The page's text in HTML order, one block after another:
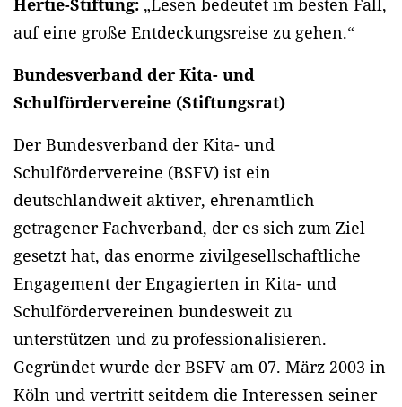
Hertie-Stiftung: „Lesen bedeutet im besten Fall,
auf eine große Entdeckungsreise zu gehen.“
Bundesverband der Kita- und
Schulfördervereine (Stiftungsrat)
Der Bundesverband der Kita- und
Schulfördervereine (BSFV) ist ein
deutschlandweit aktiver, ehrenamtlich
getragener Fachverband, der es sich zum Ziel
gesetzt hat, das enorme zivilgesellschaftliche
Engagement der Engagierten in Kita- und
Schulfördervereinen bundesweit zu
unterstützen und zu professionalisieren.
Gegründet wurde der BSFV am 07. März 2003 in
Köln und vertritt seitdem die Interessen seiner